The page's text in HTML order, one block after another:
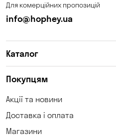
Для комерційних пропозицій
info@hophey.ua
Каталог
Покупцям
Акції та новини
Доставка і оплата
Магазини